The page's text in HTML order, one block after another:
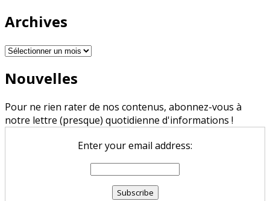
Archives
Archives
Nouvelles
Pour ne rien rater de nos contenus, abonnez-vous à
notre lettre (presque) quotidienne d'informations !
Enter your email address: